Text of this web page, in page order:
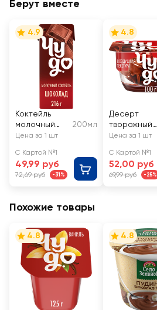
Берут вместе
4.9
Коктейль
молочный
ЧУДО
без змж
200мл
Цена за 1 шт
С Картой №1
49,99 руб
72,69 руб -31%
4.8
Десерт
творожный
ЧУДО Вишня,
без змж
Цена за 1 шт
С Картой №1
52,00 руб
69,99 руб -25%
Похожие товары
4.8 4.8